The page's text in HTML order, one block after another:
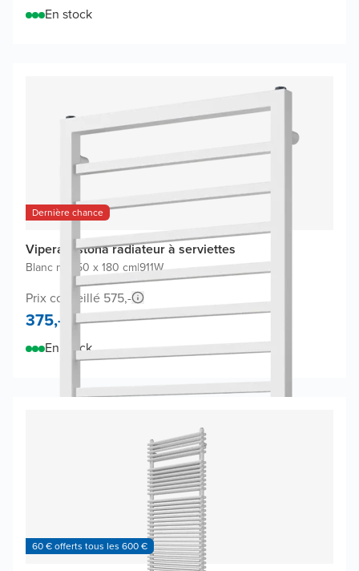
En stock
Dernière chance
Vipera Listona radiateur à serviettes
Blanc mat 50 x 180 cm|911W
Prix conseillé 575,-
375,-
En stock
60 € offerts tous les 600 €